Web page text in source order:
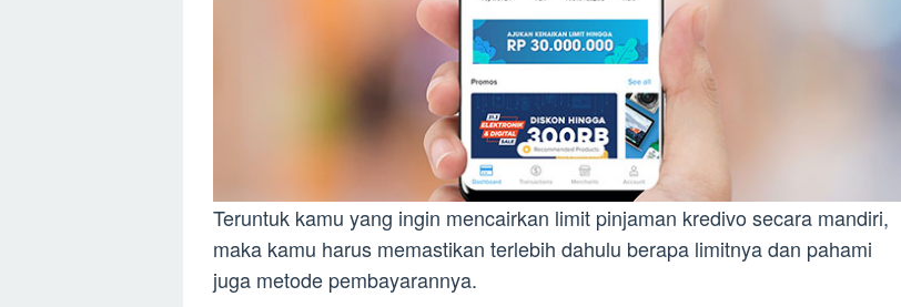
Teruntuk kamu yang ingin mencairkan limit pinjaman kredivo secara mandiri,
maka kamu harus memastikan terlebih dahulu berapa limitnya dan pahami
juga metode pembayarannya.